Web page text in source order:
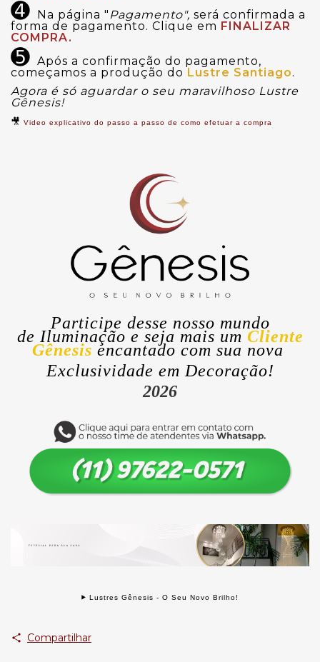
➍ Na página " Pagamento", será confirmada a
forma de pagamento. Clique em FINALIZAR
COMPRA.
➎ Após a confirmação do pagamento,
começamos a produção do Lustre Santiago.
Agora é só aguardar o seu maravilhoso Lustre
Gênesis!
🎥 Video explicativo do passo a passo de como efetuar a compra
Participe desse nosso mundo
de Iluminação e seja mais um Cliente
Gênesis encantado com sua nova
Exclusividade em Decoração!
2026
Lustres Gênesis - O Seu Novo Brilho!
Compartilhar